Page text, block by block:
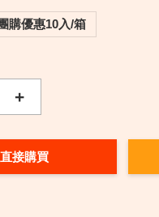
購優惠10入/箱
+
接購買